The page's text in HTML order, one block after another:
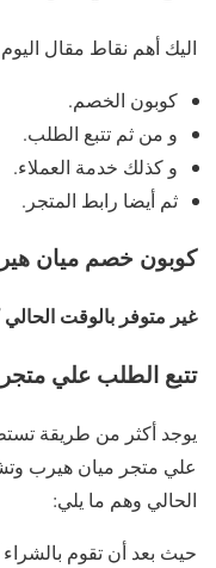
اليك أهم نقاط مقال
كوبون الخصم.
و من ثم تتبع الطلب.
و كذلك خدمة العملاء.
ثم أيضا رابط المتجر.
كوبون خصم ميان
غير متوفر بالوقت
تتبع الطلب علي متجر Mayan Herb
يوجد أكثر من طريقة
علي متجر ميان هيرب
الحالي وهم ما يلي:
حيث بعد أن تقوم